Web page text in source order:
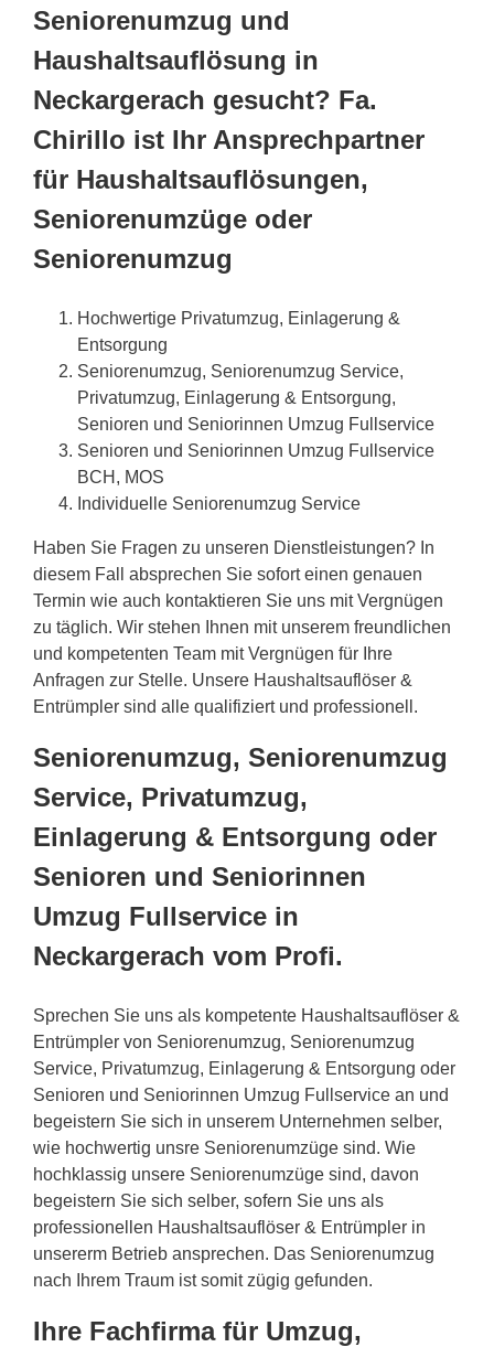
Seniorenumzug und
Haushaltsauflösung in
Neckargerach gesucht? Fa.
Chirillo ist Ihr Ansprechpartner
für Haushaltsauflösungen,
Seniorenumzüge oder
Seniorenumzug
Hochwertige Privatumzug, Einlagerung &
Entsorgung
Seniorenumzug, Seniorenumzug Service,
Privatumzug, Einlagerung & Entsorgung,
Senioren und Seniorinnen Umzug Fullservice
Senioren und Seniorinnen Umzug Fullservice
BCH, MOS
Individuelle Seniorenumzug Service
Haben Sie Fragen zu unseren Dienstleistungen? In
diesem Fall absprechen Sie sofort einen genauen
Termin wie auch kontaktieren Sie uns mit Vergnügen
zu täglich. Wir stehen Ihnen mit unserem freundlichen
und kompetenten Team mit Vergnügen für Ihre
Anfragen zur Stelle. Unsere Haushaltsauflöser &
Entrümpler sind alle qualifiziert und professionell.
Seniorenumzug, Seniorenumzug
Service, Privatumzug,
Einlagerung & Entsorgung oder
Senioren und Seniorinnen
Umzug Fullservice in
Neckargerach vom Profi.
Sprechen Sie uns als kompetente Haushaltsauflöser &
Entrümpler von Seniorenumzug, Seniorenumzug
Service, Privatumzug, Einlagerung & Entsorgung oder
Senioren und Seniorinnen Umzug Fullservice an und
begeistern Sie sich in unserem Unternehmen selber,
wie hochwertig unsre Seniorenumzüge sind. Wie
hochklassig unsere Seniorenumzüge sind, davon
begeistern Sie sich selber, sofern Sie uns als
professionellen Haushaltsauflöser & Entrümpler in
unsererm Betrieb ansprechen. Das Seniorenumzug
nach Ihrem Traum ist somit zügig gefunden.
Ihre Fachfirma für Umzug,